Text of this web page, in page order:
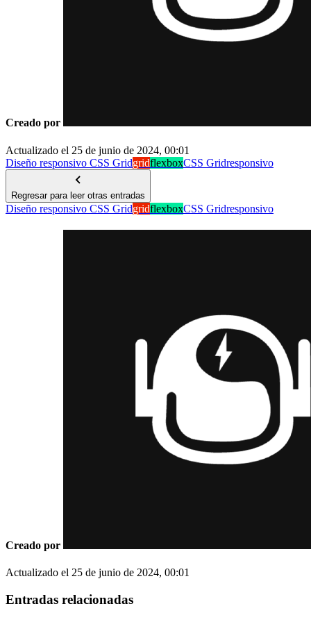
Creado por
Actualizado el 25 de junio de 2024, 00:01
Diseño responsivo CSS GridgridflexboxCSS Gridresponsivo
Regresar para leer otras entradas
Diseño responsivo CSS GridgridflexboxCSS Gridresponsivo
Creado por
Actualizado el 25 de junio de 2024, 00:01
Entradas relacionadas